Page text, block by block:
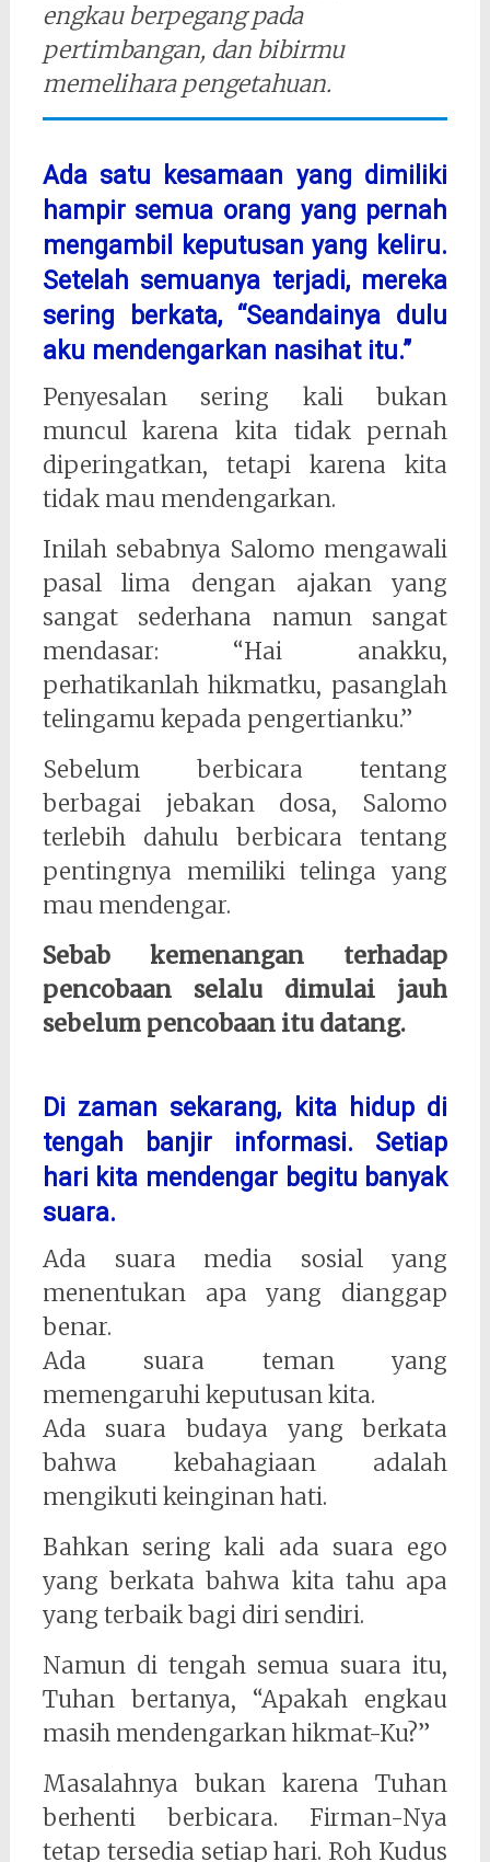
engkau berpegang pada
pertimbangan, dan bibirmu
memelihara pengetahuan.
Ada satu kesamaan yang dimiliki
hampir semua orang yang pernah
mengambil keputusan yang keliru.
Setelah semuanya terjadi, mereka
sering berkata, “Seandainya dulu
aku mendengarkan nasihat itu.”
Penyesalan sering kali bukan
muncul karena kita tidak pernah
diperingatkan, tetapi karena kita
tidak mau mendengarkan.
Inilah sebabnya Salomo mengawali
pasal lima dengan ajakan yang
sangat sederhana namun sangat
mendasar: “Hai anakku,
perhatikanlah hikmatku, pasanglah
telingamu kepada pengertianku.”
Sebelum berbicara tentang
berbagai jebakan dosa, Salomo
terlebih dahulu berbicara tentang
pentingnya memiliki telinga yang
mau mendengar.
Sebab kemenangan terhadap
pencobaan selalu dimulai jauh
sebelum pencobaan itu datang.
Di zaman sekarang, kita hidup di
tengah banjir informasi. Setiap
hari kita mendengar begitu banyak
suara.
Ada suara media sosial yang
menentukan apa yang dianggap
benar.
Ada suara teman yang
memengaruhi keputusan kita.
Ada suara budaya yang berkata
bahwa kebahagiaan adalah
mengikuti keinginan hati.
Bahkan sering kali ada suara ego
yang berkata bahwa kita tahu apa
yang terbaik bagi diri sendiri.
Namun di tengah semua suara itu,
Tuhan bertanya, “Apakah engkau
masih mendengarkan hikmat-Ku?”
Masalahnya bukan karena Tuhan
berhenti berbicara. Firman-Nya
tetap tersedia setiap hari. Roh Kudus